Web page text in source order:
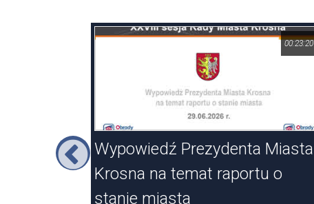
00:23:20
Wypowiedź Prezydenta Miasta
Krosna na temat raportu o
stanie miasta